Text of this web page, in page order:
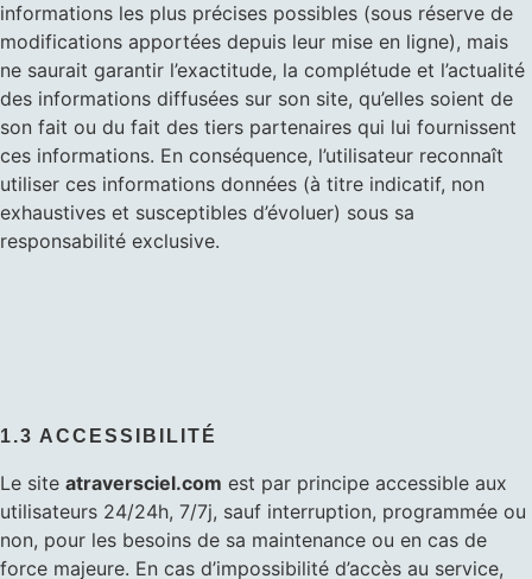
informations les plus précises possibles (sous réserve de
modifications apportées depuis leur mise en ligne), mais
ne saurait garantir l’exactitude, la complétude et l’actualité
des informations diffusées sur son site, qu’elles soient de
son fait ou du fait des tiers partenaires qui lui fournissent
ces informations. En conséquence, l’utilisateur reconnaît
utiliser ces informations données (à titre indicatif, non
exhaustives et susceptibles d’évoluer) sous sa
responsabilité exclusive.
1.3 ACCESSIBILITÉ
Le site atraversciel.com est par principe accessible aux
utilisateurs 24/24h, 7/7j, sauf interruption, programmée ou
non, pour les besoins de sa maintenance ou en cas de
force majeure. En cas d’impossibilité d’accès au service,